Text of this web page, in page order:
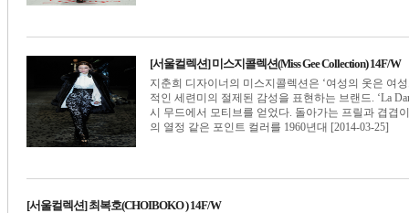
[서울컬렉션] 미스지콜렉션(Miss Gee Collection) 14F/W
지춘희 디자이너의 미스지콜렉션은 ‘여성의 옷은 여
적인 세련미의 절제된 감성을 표현하는 브랜드. ‘La
시 무드에서 모티브를 얻었다. 돌아가는 프릴과 겹겹
의 열정 같은 포인트 컬러를 1960년대 [2014-03-25]
[서울컬렉션] 최복호(CHOIBOKO ) 14F/W